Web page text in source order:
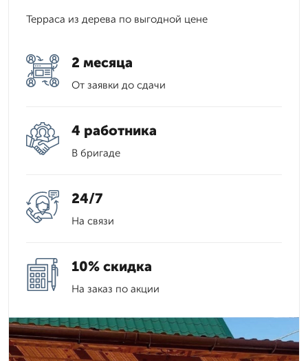
Терраса из дерева по выгодной цене
2 месяца
От заявки до сдачи
4 работника
В бригаде
24/7
На связи
10% скидка
На заказ по акции